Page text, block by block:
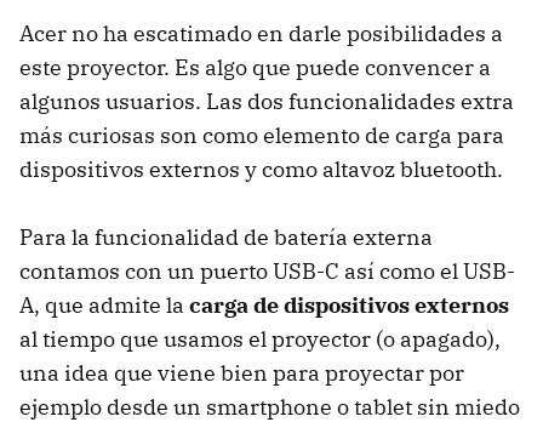
Acer no ha escatimado en darle posibilidades a
este proyector. Es algo que puede convencer a
algunos usuarios. Las dos funcionalidades extra
más curiosas son como elemento de carga para
dispositivos externos y como altavoz bluetooth.
Para la funcionalidad de batería externa
contamos con un puerto USB-C así como el USB-
A, que admite la carga de dispositivos externos
al tiempo que usamos el proyector (o apagado),
una idea que viene bien para proyectar por
ejemplo desde un smartphone o tablet sin miedo